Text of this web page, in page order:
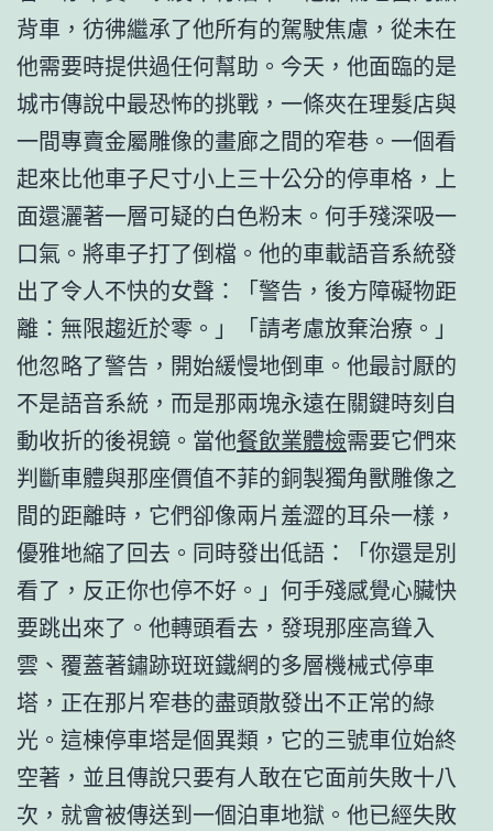
背車，彷彿繼承了他所有的駕駛焦慮，從未在
他需要時提供過任何幫助。今天，他面臨的是
城市傳說中最恐怖的挑戰，一條夾在理髮店與
一間專賣金屬雕像的畫廊之間的窄巷。一個看
起來比他車子尺寸小上三十公分的停車格，上
面還灑著一層可疑的白色粉末。何手殘深吸一
口氣。將車子打了倒檔。他的車載語音系統發
出了令人不快的女聲：「警告，後方障礙物距
離：無限趨近於零。」「請考慮放棄治療。」
他忽略了警告，開始緩慢地倒車。他最討厭的
不是語音系統，而是那兩塊永遠在關鍵時刻自
動收折的後視鏡。當他餐飲業體檢需要它們來
判斷車體與那座價值不菲的銅製獨角獸雕像之
間的距離時，它們卻像兩片羞澀的耳朵一樣，
優雅地縮了回去。同時發出低語：「你還是別
看了，反正你也停不好。」何手殘感覺心臟快
要跳出來了。他轉頭看去，發現那座高聳入
雲、覆蓋著鏽跡斑斑鐵網的多層機械式停車
塔，正在那片窄巷的盡頭散發出不正常的綠
光。這棟停車塔是個異類，它的三號車位始終
空著，並且傳說只要有人敢在它面前失敗十八
次，就會被傳送到一個泊車地獄。他已經失敗